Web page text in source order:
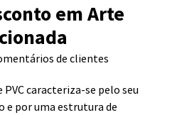
em Arte
de clientes
PVC caracteriza-se pelo seu
e por uma estrutura de